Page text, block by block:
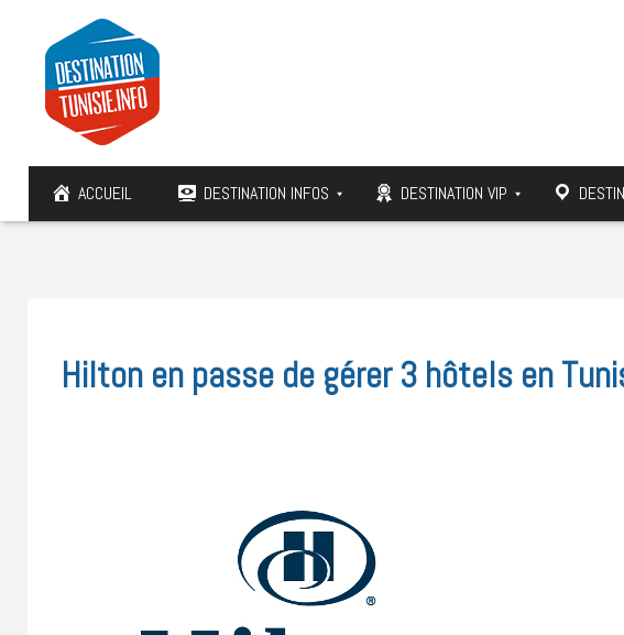
ACCUEIL DESTINATION INFOS DESTINATION VIP
Hilton en passe de gérer 3 hôtels en